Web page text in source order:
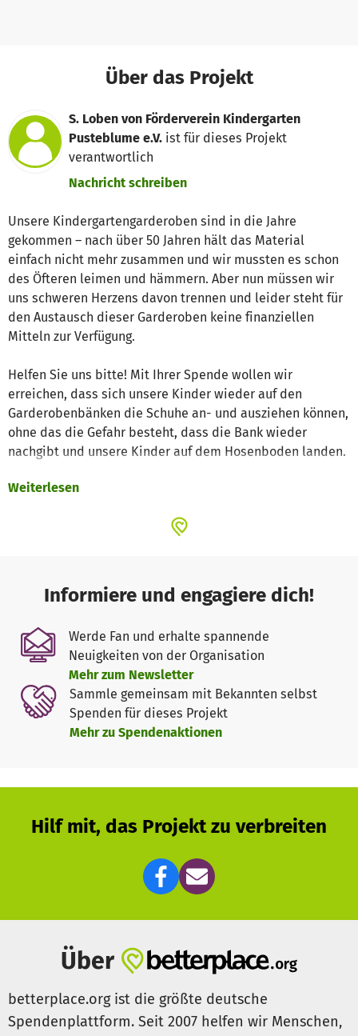
Über das Projekt
S. Loben von Förderverein Kindergarten
Pusteblume e.V. ist für dieses Projekt
verantwortlich
Nachricht schreiben
Unsere Kindergartengarderoben sind in die Jahre
gekommen – nach über 50 Jahren hält das Material
einfach nicht mehr zusammen und wir mussten es schon
des Öfteren leimen und hämmern. Aber nun müssen wir
uns schweren Herzens davon trennen und leider steht für
den Austausch dieser Garderoben keine finanziellen
Mitteln zur Verfügung.
Helfen Sie uns bitte! Mit Ihrer Spende wollen wir
erreichen, dass sich unsere Kinder wieder auf den
Garderobenbänken die Schuhe an- und ausziehen können,
ohne das die Gefahr besteht, dass die Bank wieder
nachgibt und unsere Kinder auf dem Hosenboden landen.
Wir hoffen auf Ihre Unterstützung und sagen vorab vielen
Weiterlesen
Informiere und engagiere dich!
Werde Fan und erhalte spannende
Neuigkeiten von der Organisation
Mehr zum Newsletter
Sammle gemeinsam mit Bekannten selbst
Spenden für dieses Projekt
Mehr zu Spendenaktionen
Hilf mit, das Projekt zu verbreiten
Über
betterplace.org ist die größte deutsche
Spendenplattform. Seit 2007 helfen wir Menschen,